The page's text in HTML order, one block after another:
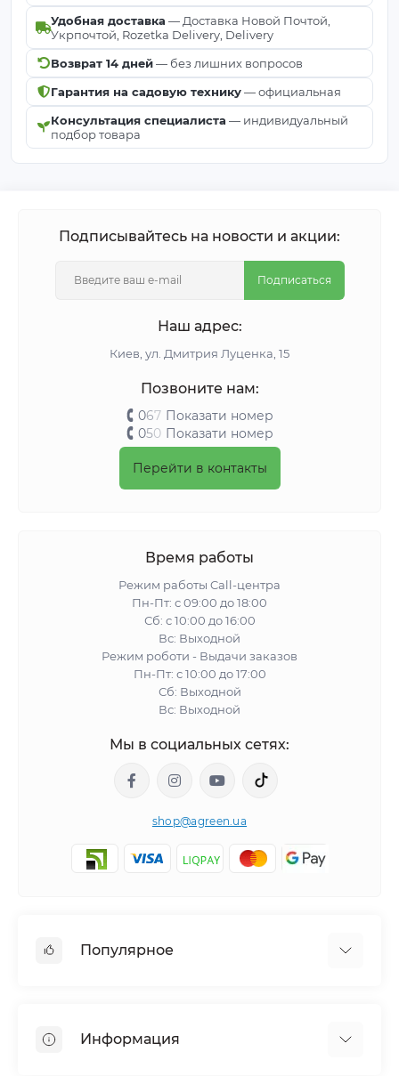
Удобная доставка — Доставка Новой Почтой,
Укрпочтой, Rozetka Delivery, Delivery
Возврат 14 дней— без лишних вопросов
Гарантия на садовую технику— официальная
Консультация специалиста — индивидуальный
подбор товара
Подписывайтесь на новости и акции:
Подписаться
Наш адрес:
Киeв, ул. Дмитрия Луценка, 15
Позвоните нам:
067 Показати номер
050 Показати номер
Перейти в контакты
Время работы
Режим работы Call-центра
Пн-Пт: с 09:00 до 18:00
Сб: с 10:00 до 16:00
Вс: Выходной
Режим роботи - Выдачи заказов
Пн-Пт: с 10:00 до 17:00
Сб: Выходной
Вс: Выходной
Мы в социальных сетях:
shop@agreen.ua
Популярное
Сетка шпалерная
Информация